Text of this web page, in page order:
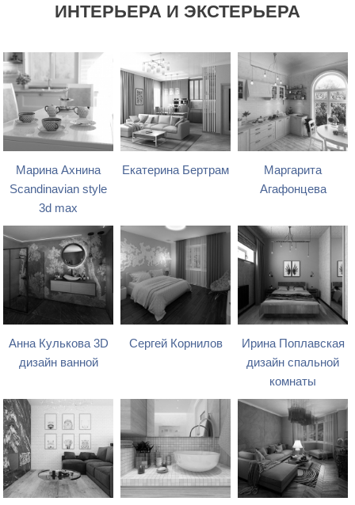
ИНТЕРЬЕРА И ЭКСТЕРЬЕРА
Марина Ахнина
Scandinavian style
3d max
Екатерина Бертрам
Маргарита
Агафонцева
Анна Кулькова 3D
дизайн ванной
Сергей Корнилов
Ирина Поплавская
дизайн спальной
комнаты